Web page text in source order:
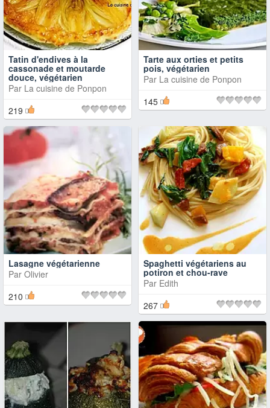
Tatin d'endives à la
cassonade et moutarde
douce, végétarien
Par La cuisine de Ponpon
219
Tarte aux orties et petits
pois, végétarien
Par La cuisine de Ponpon
145
Lasagne végétarienne
Par Olivier
210
Spaghetti végétariens au
potiron et chou-rave
Par Edith
267